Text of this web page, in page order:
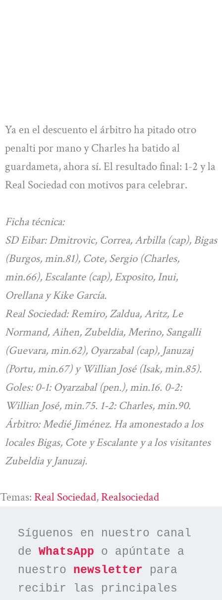
Ya en el descuento el árbitro ha pitado otro
penalti por mano y Charles ha batido al
guardameta, ahora sí. El resultado final: 1-2 y la
Real Sociedad con motivos para celebrar.
Ficha técnica:
SD Eibar: Dmitrovic, Correa, Arbilla (cap), Bigas
(Burgos, min.81), Cote, Sergio (Charles,
min.66), Escalante (cap), Exposito, Inui,
Orellana y Kike García.
Real Sociedad: Remiro, Zaldua, Aritz, Le
Normand, Aihen, Zubeldia, Merino, Sangalli
(Guevara, min.62), Oyarzabal (cap), Januzaj
(Portu, min.67) y Willian José (Isak, min.85).
Goles: 0-1: Oyarzabal (pen.), min.16. 0-2:
Willian José, min.75. 1-2: Charles, min.90.
Árbitro: Medié Jiménez. Ha amonestado a los
locales Bigas, Cote y Escalante y a los visitantes
Zubeldia y Januzaj.
Temas: Real Sociedad, Realsociedad
Síguenos en nuestro canal
de WhatsApp o apúntate a
nuestro newsletter para
recibir las principales